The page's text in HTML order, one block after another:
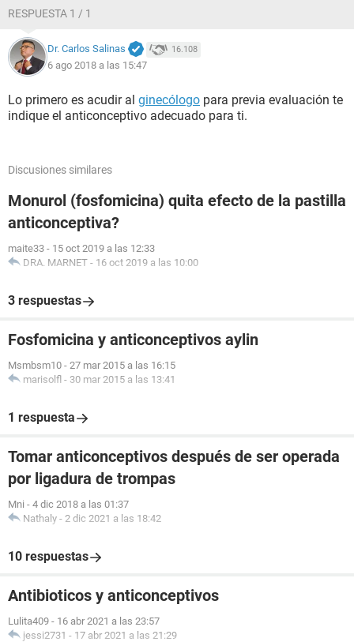
RESPUESTA 1 / 1
Dr. Carlos Salinas 16.108
6 ago 2018 a las 15:47
Lo primero es acudir al ginecólogo para previa evaluación te
indique el anticonceptivo adecuado para ti.
Discusiones similares
Monurol (fosfomicina) quita efecto de la pastilla
anticonceptiva?
maite33 - 15 oct 2019 a las 12:33
DRA. MARNET - 16 oct 2019 a las 10:00
3 respuestas
Fosfomicina y anticonceptivos aylin
Msmbsm10 - 27 mar 2015 a las 16:15
marisolfl - 30 mar 2015 a las 13:41
1 respuesta
Tomar anticonceptivos después de ser operada
por ligadura de trompas
Mni - 4 dic 2018 a las 01:37
Nathaly - 2 dic 2021 a las 18:42
10 respuestas
Antibioticos y anticonceptivos
Lulita409 - 16 abr 2021 a las 23:57
jessi2731 - 17 abr 2021 a las 21:29